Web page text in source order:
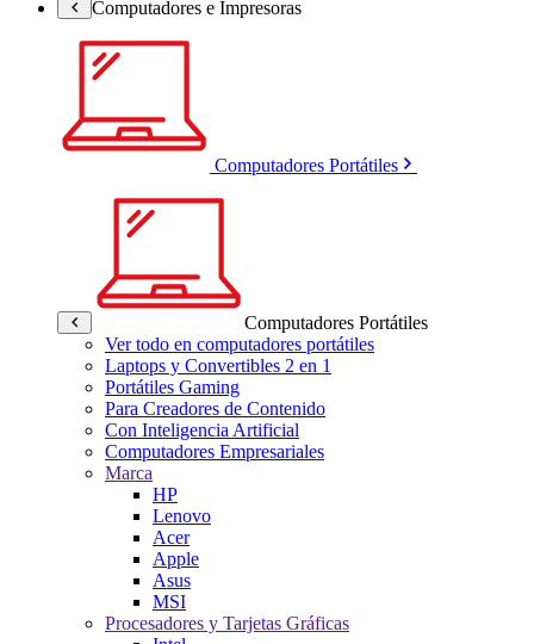
Computadores e Impresoras
Computadores Portátiles
Computadores Portátiles
Ver todo en computadores portátiles
Laptops y Convertibles 2 en 1
Portátiles Gaming
Para Creadores de Contenido
Con Inteligencia Artificial
Computadores Empresariales
Marca
HP
Lenovo
Acer
Apple
Asus
MSI
Procesadores y Tarjetas Gráficas